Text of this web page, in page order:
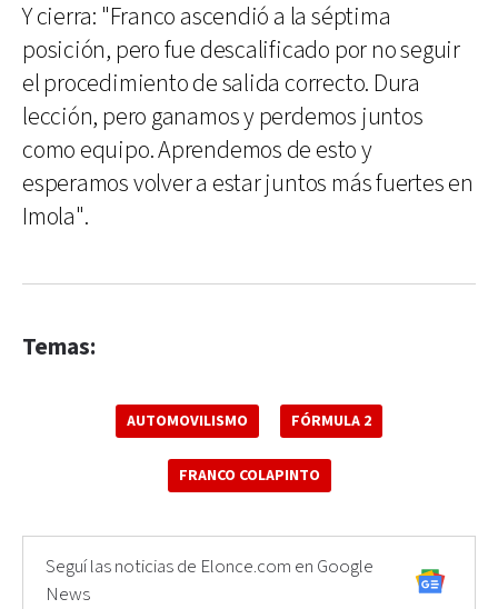
Y cierra: "Franco ascendió a la séptima
posición, pero fue descalificado por no seguir
el procedimiento de salida correcto. Dura
lección, pero ganamos y perdemos juntos
como equipo. Aprendemos de esto y
esperamos volver a estar juntos más fuertes en
Imola".
Temas:
AUTOMOVILISMO FÓRMULA 2
FRANCO COLAPINTO
Seguí las noticias de Elonce.com en Google
News